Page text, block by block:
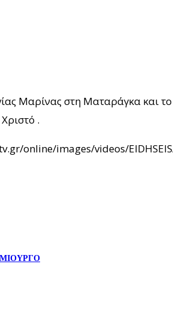
Μαρίνας στη Ματαράγκα και το
.
online/images/videos/